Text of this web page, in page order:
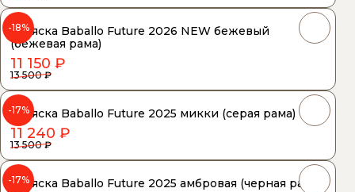
-18%
Коляска Baballo Future 2026 NEW бежевый
(бежевая рама)
11 150 ₽
13 500 ₽
-17%
Коляска Baballo Future 2025 микки (серая рама)
11 240 ₽
13 500 ₽
-17%
Коляска Baballo Future 2025 амбровая (черная рама)